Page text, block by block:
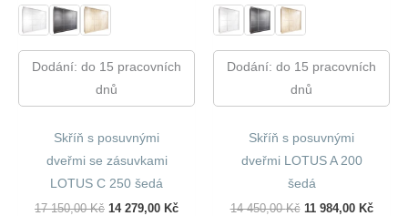
Dodání: do 15 pracovních
dnů
Skříň s posuvnými
dveřmi se zásuvkami
LOTUS C 250 šedá
17 150,00Kč Původní
14 279,00 KčAktuální
Dodání: do 15 pracovních
dnů
Skříň s posuvnými
dveřmi LOTUS A 200
šedá
14 450,00Kč Původní
11 984,00 Kč